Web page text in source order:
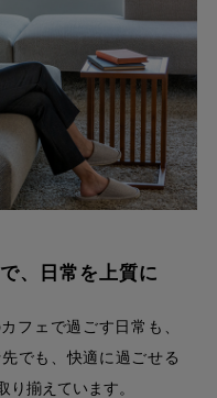
る！
ら、デイリー使いにもピ
なりにくく、お手入れも
。
、日常を上質に
フェで過ごす日常も、
でも、快適に過ごせる
り揃えています。